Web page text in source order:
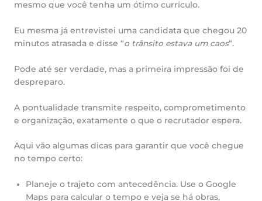
mesmo que você tenha um ótimo currículo.
Eu mesma já entrevistei uma candidata que chegou 20
minutos atrasada e disse “o trânsito estava um caos“.
Pode até ser verdade, mas a primeira impressão foi de
despreparo.
A pontualidade transmite respeito, comprometimento
e organização, exatamente o que o recrutador espera.
Aqui vão algumas dicas para garantir que você chegue
no tempo certo:
Planeje o trajeto com antecedência. Use o Google
Maps para calcular o tempo e veja se há obras,